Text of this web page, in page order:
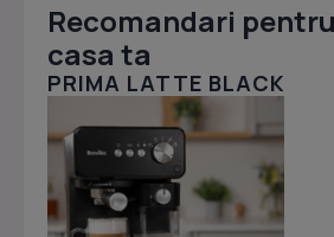
Recomandari
casa ta
PRIMA LATTE BLACK